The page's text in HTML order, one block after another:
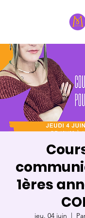
1ères
jeu. 04 juin
  |